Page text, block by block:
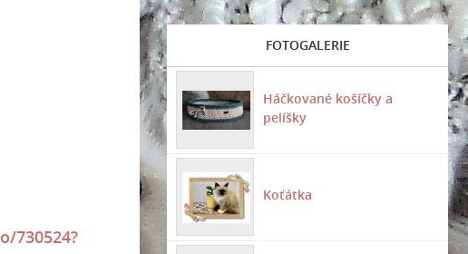
730524?
FOTOGALERIE
Háčkované košíčky a
pelíšky
Koťátka